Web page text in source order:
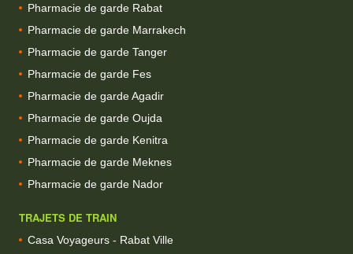
Pharmacie de garde Rabat
Pharmacie de garde Marrakech
Pharmacie de garde Tanger
Pharmacie de garde Fes
Pharmacie de garde Agadir
Pharmacie de garde Oujda
Pharmacie de garde Kenitra
Pharmacie de garde Meknes
Pharmacie de garde Nador
TRAJETS DE TRAIN
Casa Voyageurs - Rabat Ville